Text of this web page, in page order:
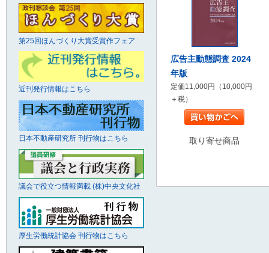
広告主動態調査 2024
年版
定価11,000円（10,000円
＋税）
取り寄せ商品
第25回ほんづくり大賞受賞作フェア
近刊発行情報はこちら
日本不動産研究所 刊行物はこちら
議会で役立つ情報満載 (株)中央文化社
厚生労働統計協会 刊行物はこちら